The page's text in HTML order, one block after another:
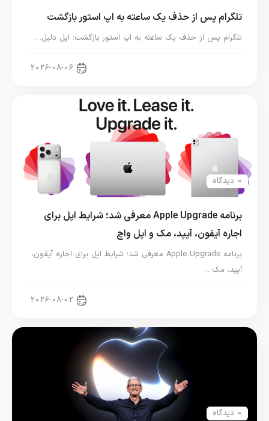
تلگرام پس از حذف یک ساعته به اپ استور بازگشت
تلگرام پس از حذف یک ساعته به اپ استور بازگشت؛ اپل دلیل…
2026-08-06
0 دیدگاه
برنامه Apple Upgrade معرفی شد؛ شرایط اپل برای
اجاره آیفون، آیپد، مک و اپل واچ
برنامه Apple Upgrade معرفی شد؛ شرایط اپل برای اجاره آیفون،
آیپد، مک…
2026-08-02
0 دیدگاه